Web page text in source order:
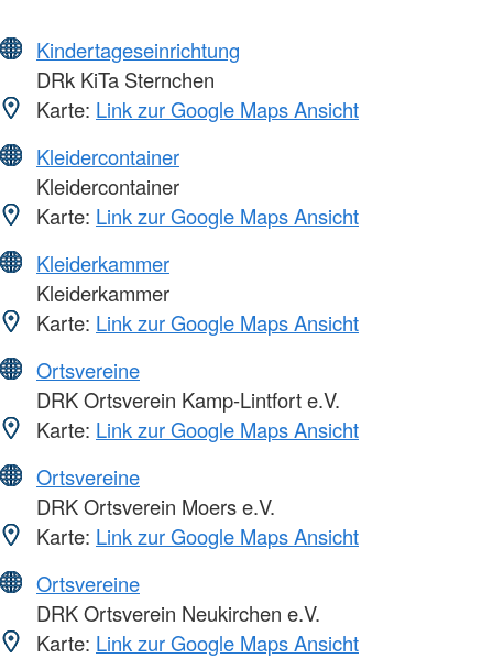
Kindertageseinrichtung
DRk KiTa Sternchen
Karte: Link zur Google Maps Ansicht
Kleidercontainer
Kleidercontainer
Karte: Link zur Google Maps Ansicht
Kleiderkammer
Kleiderkammer
Karte: Link zur Google Maps Ansicht
Ortsvereine
DRK Ortsverein Kamp-Lintfort e.V.
Karte: Link zur Google Maps Ansicht
Ortsvereine
DRK Ortsverein Moers e.V.
Karte: Link zur Google Maps Ansicht
Ortsvereine
DRK Ortsverein Neukirchen e.V.
Karte: Link zur Google Maps Ansicht